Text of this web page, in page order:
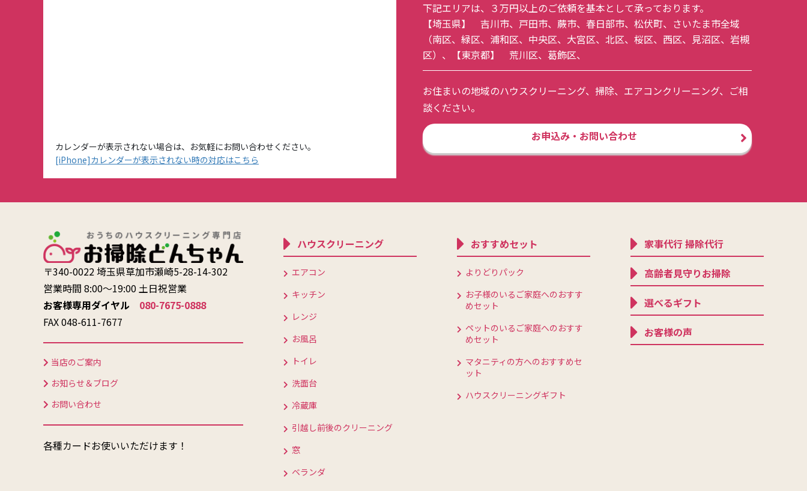
カレンダーが表示されない場合は、お気軽にお問い合わせください。
[iPhone]カレンダーが表示されない時の対応はこちら
下記エリアは、３万円以上のご依頼を基本として承っております。
【埼玉県】 吉川市、 戸田市、 蕨市、 春日部市、 松伏町、 さいたま市全域
（南区、 緑区、 浦和区、 中央区、 大宮区、 北区、 桜区、 西区、 見沼区、 岩槻
区）、【東京都】 荒川区、 葛飾区、
お住まいの地域のハウスクリーニング、掃除、エアコンクリーニング、ご相
談ください。
お申込み・お問い合わせ
〒340-0022 埼玉県草加市瀬崎5-28-14-302
営業時間 8:00〜19:00 土日祝営業
お客様専用ダイヤル 080-7675-0888
FAX 048-611-7677
当店のご案内
お知らせ＆ブログ
お問い合わせ
各種カードお使いいただけます！
ハウスクリーニング
エアコン
キッチン
レンジ
お風呂
トイレ
洗面台
冷蔵庫
引越し前後のクリーニング
窓
ベランダ
おすすめセット
よりどりパック
お子様のいるご家庭へのおすす
めセット
ペットのいるご家庭へのおすす
めセット
マタニティの方へのおすすめセ
ット
ハウスクリーニングギフト
家事代行 掃除代行
高齢者見守りお掃除
選べるギフト
お客様の声